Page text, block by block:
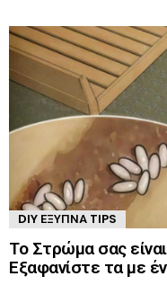
DIY ΈΞΥΠΝΑ TIPS
Το Στρώμα σας
Εξαφανίστε τα με